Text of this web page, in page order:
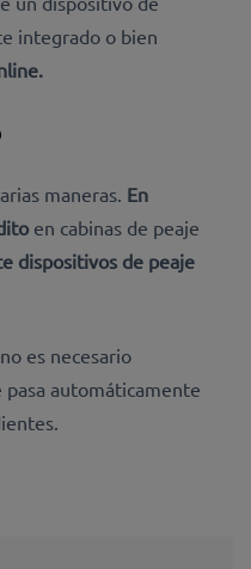
integrado o bien
.
maneras. En
en cabinas de peaje
dispositivos de peaje
, no es necesario
pasa automáticamente